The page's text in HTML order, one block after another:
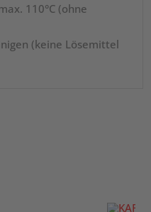
110°C (ohne
(keine Lösemittel